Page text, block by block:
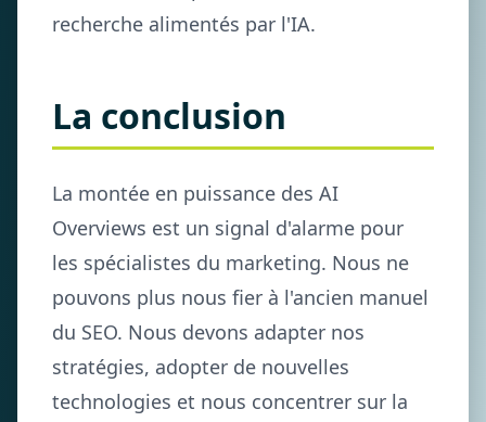
recherche alimentés par l'IA.
La conclusion
La montée en puissance des AI
Overviews est un signal d'alarme pour
les spécialistes du marketing. Nous ne
pouvons plus nous fier à l'ancien manuel
du SEO. Nous devons adapter nos
stratégies, adopter de nouvelles
technologies et nous concentrer sur la